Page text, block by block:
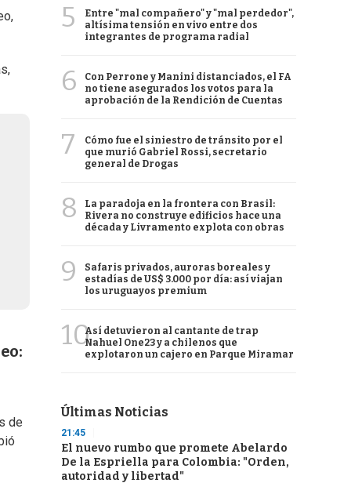
de
5
Entre "mal compañero" y "mal perdedor",
altísima tensión en vivo entre dos
integrantes de programa radial
6
Con Perrone y Manini distanciados, el FA
no tiene asegurados los votos para la
aprobación de la Rendición de Cuentas
7
Cómo fue el siniestro de tránsito por el
que murió Gabriel Rossi, secretario
general de Drogas
8
La paradoja en la frontera con Brasil:
Rivera no construye edificios hace una
década y Livramento explota con obras
9
Safaris privados, auroras boreales y
estadías de US$ 3.000 por día: así viajan
los uruguayos premium
10Así detuvieron al cantante de trap
Nahuel One23 y a chilenos que
explotaron un cajero en Parque Miramar
Últimas Noticias
21:45
El nuevo rumbo que promete Abelardo
De la Espriella para Colombia: "Orden,
autoridad y libertad"